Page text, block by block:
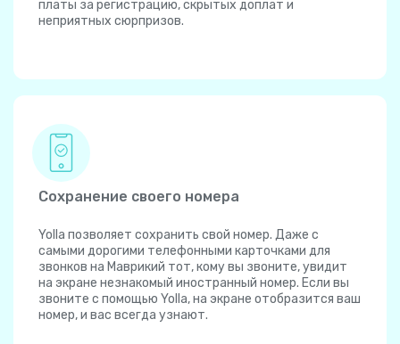
платы за регистрацию, скрытых доплат и
неприятных сюрпризов.
Сохранение своего номера
Yolla позволяет сохранить свой номер. Даже с
самыми дорогими телефонными карточками для
звонков на Маврикий тот, кому вы звоните, увидит
на экране незнакомый иностранный номер. Если вы
звоните с помощью Yolla, на экране отобразится ваш
номер, и вас всегда узнают.